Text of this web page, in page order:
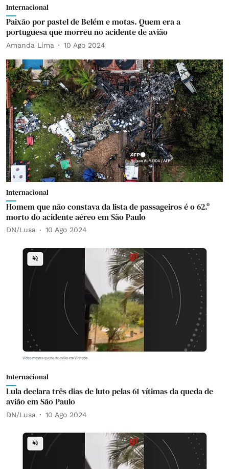
Internacional
Paixão por pastel de Belém e motas. Quem era a
portuguesa que morreu no acidente de avião
Amanda Lima 10 Ago 2024
Internacional
Homem que não constava da lista de passageiros é o 62.º
morto do acidente aéreo em São Paulo
DN/Lusa 10 Ago 2024
Internacional
Lula declara três dias de luto pelas 61 vítimas da queda de
avião em São Paulo
DN/Lusa 10 Ago 2024